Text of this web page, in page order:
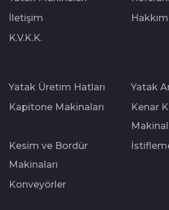
İletişim
K.V.K.K.
Yatak Üretim Hatları
Yatak
Kapitone Makinaları
Kenar
Kesim ve Bordür
Makinaları
Konveyörler